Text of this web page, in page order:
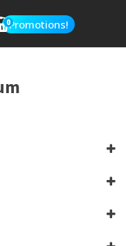
0Promotions!